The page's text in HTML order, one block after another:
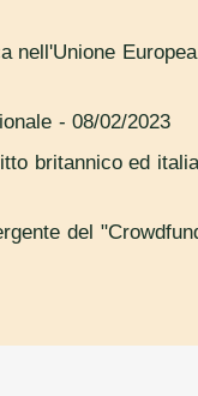
nell'Unione Europea
- 08/02/2023
britannico ed
del